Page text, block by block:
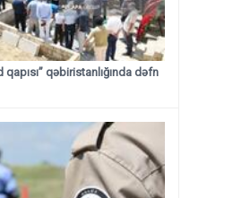
qəbiristanlığında dəfn